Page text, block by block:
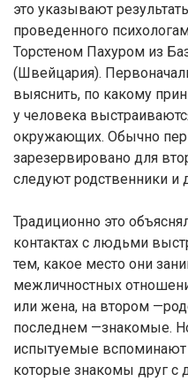
это указывают
проведенного
Торстеном Пахуром из
(Швейцария).
выяснить, по какому
у человека
окружающих. Обычно
зарезервировано для
следуют родственники и
Традиционно это
контактах с людьми
тем, какое место они
межличностных
или жена, на втором
последнем —знакомые.
испытуемые
которые знакомы друг с